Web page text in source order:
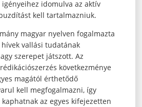
idomulva az aktív
kell tartalmazniuk.
magyar nyelven fogalmazta
vallási tudatának
szerepet játszott. Az
következménye
magától érthetődő
kell megfogalmazni, így
az egyes kifejezetten